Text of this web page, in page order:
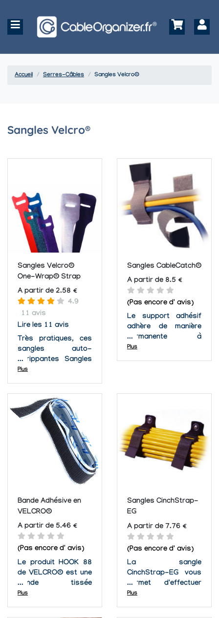
Accueil Serres-Câbles Sangles Velcro®
Sangles Velcro®
Sangles Velcro®
One-Wrap® Strap
A partir de 2.58 €
4.9
11 avis
Lire les 11 avis
Très pratiques, ces
sangles auto-
agrippantes Sangles
Velcro® One-Wrap®
Elles sont idéales
pour toutes
applications où des
changements et des
entretiens sont
anticipés ou lorsque
Plus
Sangles CableCatch®
A partir de 8.5 €
(Pas encore d' avis)
Le support adhésif
adhère de manière
permanente à
n'importe quelle
facile. Le
CableCatch® permet
à l'utilisateur de les...
Plus
Bande Adhésive en
VELCRO®
A partir de 5.46 €
(Pas encore d' avis)
Le produit HOOK 88
de VELCRO® est une
bande tissée
résistante et
Plus
Sangles CinchStrap-
EG
A partir de 7.76 €
(Pas encore d' avis)
La sangle
CinchStrap-EG vous
permet d'effectuer
sans efforts des
Plus